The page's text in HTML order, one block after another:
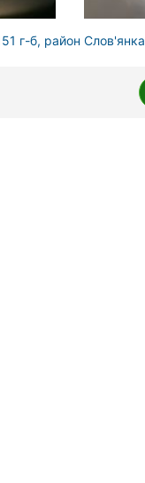
г-б, район Слов'янка